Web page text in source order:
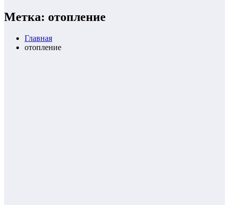
Метка: отопление
Главная
отопление